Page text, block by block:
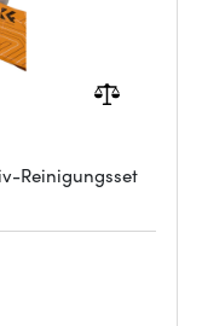
Reinigungsset